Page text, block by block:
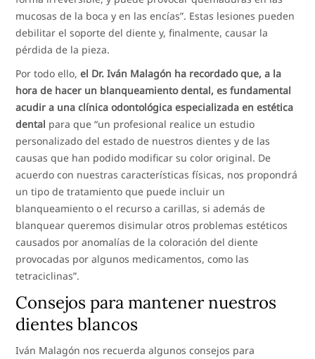
mucosas de la boca y en las encías”. Estas lesiones pueden
debilitar el soporte del diente y, finalmente, causar la
pérdida de la pieza.
Por todo ello,el Dr. Iván Malagón ha recordado que, a la
hora de hacer un blanqueamiento dental, es fundamental
acudir a una clínica odontológica especializada en estética
dental para que “un profesional realice un estudio
personalizado del estado de nuestros dientes y de las
causas que han podido modificar su color original. De
acuerdo con nuestras características físicas, nos propondrá
un tipo de tratamiento que puede incluir un
blanqueamiento o el recurso a carillas, si además de
blanquear queremos disimular otros problemas estéticos
causados por anomalías de la coloración del diente
provocadas por algunos medicamentos, como las
tetraciclinas”.
Consejos para mantener nuestros
dientes blancos
Iván Malagón nos recuerda algunos consejos para